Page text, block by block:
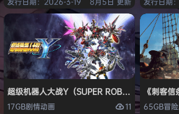
超级机器人大战Y（SUPER ROBOT WARS Y）
17GB剧情动画
11
《刺客
65GB冒险